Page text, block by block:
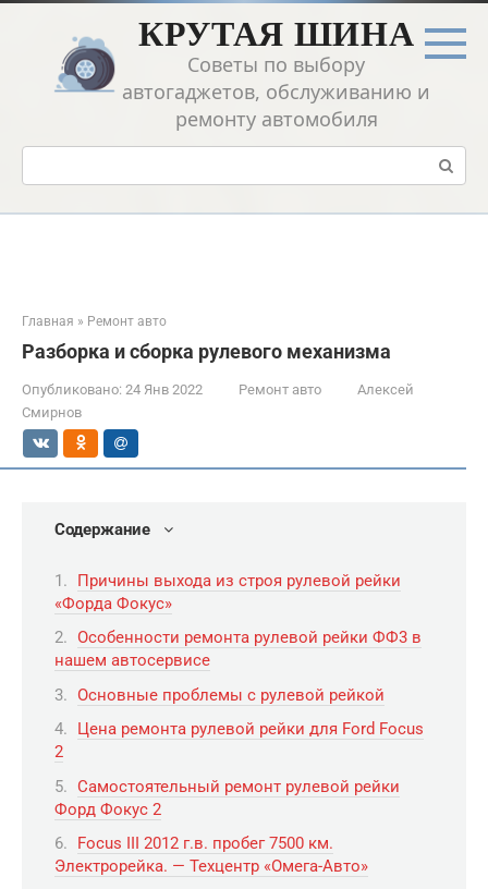
Перейти
контенту
КРУТАЯ ШИНА
Советы по выбору
автогаджетов, обслуживанию и
ремонту автомобиля
Поиск:
Главная » Ремонт авто
Разборка и сборка рулевого механизма
Опубликовано: 24 Янв 2022 Ремонт авто
Алексей
Смирнов
Содержание
Причины выхода из строя рулевой рейки
«Форда Фокус»
Особенности ремонта рулевой рейки ФФ3 в
нашем автосервисе
Основные проблемы с рулевой рейкой
Цена ремонта рулевой рейки для Ford Focus
2
Самостоятельный ремонт рулевой рейки
Форд Фокус 2
Focus III 2012 г.в. пробег 7500 км.
Электрорейка. — Техцентр «Омега-Авто»